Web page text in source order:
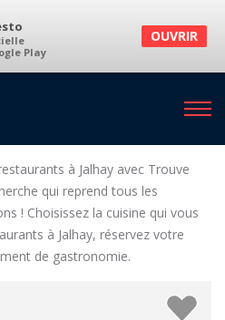
Play
OUVRIR
environs
à Jalhay avec Trouve
qui reprend tous les
! Choisissez la cuisine qui vous
à Jalhay, réservez votre
de gastronomie.